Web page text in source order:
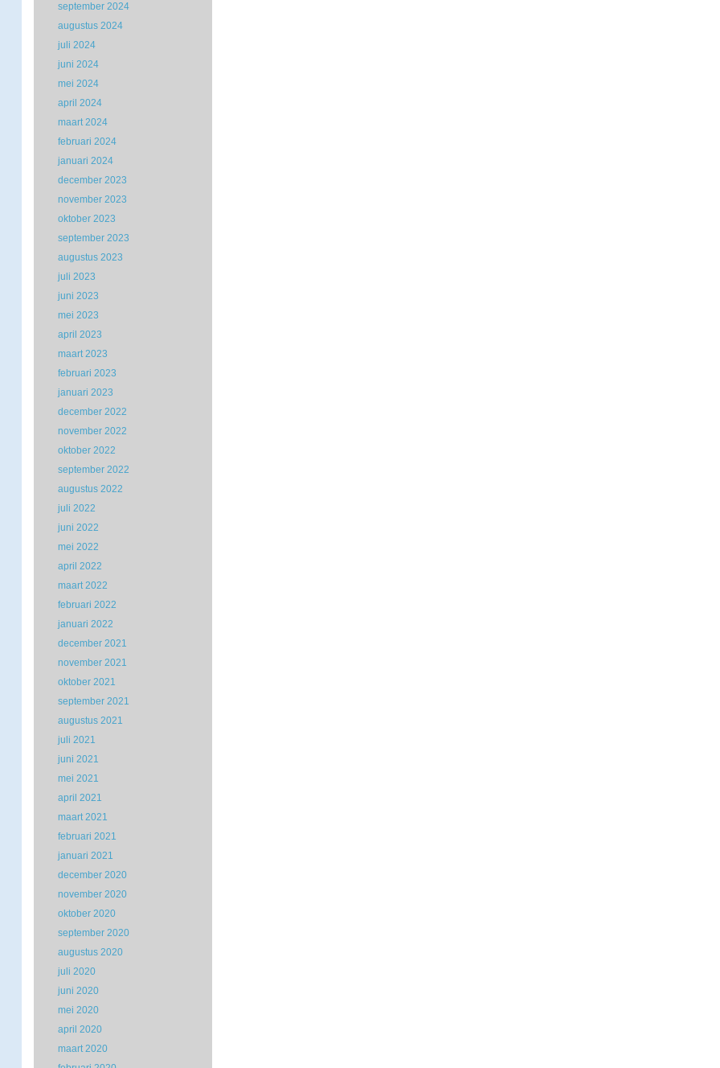
september 2024
augustus 2024
juli 2024
juni 2024
mei 2024
april 2024
maart 2024
februari 2024
januari 2024
december 2023
november 2023
oktober 2023
september 2023
augustus 2023
juli 2023
juni 2023
mei 2023
april 2023
maart 2023
februari 2023
januari 2023
december 2022
november 2022
oktober 2022
september 2022
augustus 2022
juli 2022
juni 2022
mei 2022
april 2022
maart 2022
februari 2022
januari 2022
december 2021
november 2021
oktober 2021
september 2021
augustus 2021
juli 2021
juni 2021
mei 2021
april 2021
maart 2021
februari 2021
januari 2021
december 2020
november 2020
oktober 2020
september 2020
augustus 2020
juli 2020
juni 2020
mei 2020
april 2020
maart 2020